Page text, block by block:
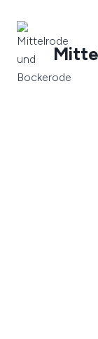
Inhalt
springen